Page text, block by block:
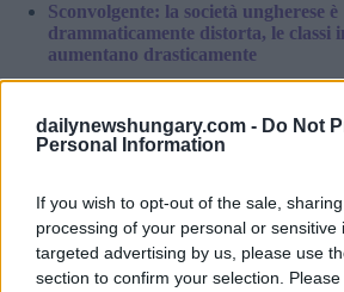
dailynewshungary.com - Do Not
Personal Information
If you wish to opt-out of the sale,
processing of your personal or sensitive
targeted advertising by us, please use
section to confirm your selection.
Sconvolgente: la società ungherese è
drammaticamente distorta, le classi
aumentano drasticamente
Un sospetto incendio doloso in una
Giovane agente di polizia ungherese
essere stato investito da un’auto in
Chuck Norris muore: